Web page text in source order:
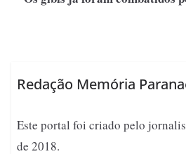
Redação Memória
Este portal foi criado pelo
de 2018.